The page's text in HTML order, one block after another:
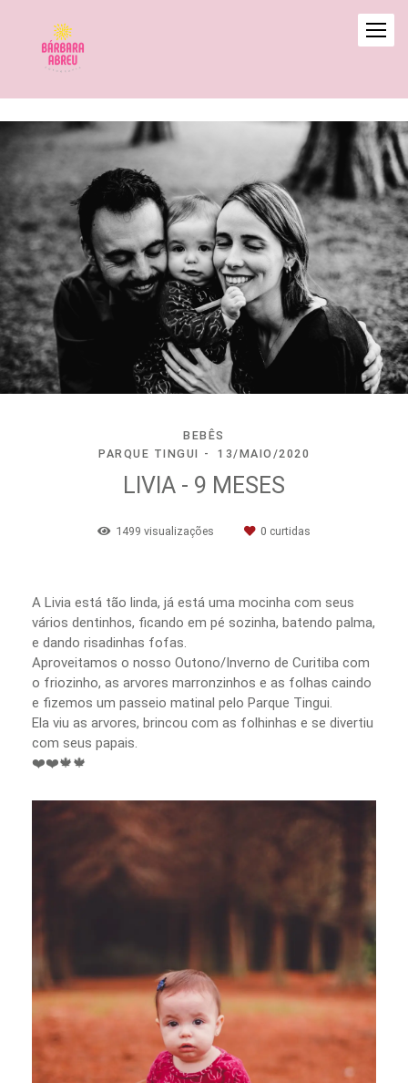
BEBÊS
PARQUE TINGUI
13/MAIO/2020
LIVIA - 9 MESES
1499 visualizações 0 curtidas
A Livia está tão linda, já está uma mocinha com seus
vários dentinhos, ficando em pé sozinha, batendo palma,
e dando risadinhas fofas.
Aproveitamos o nosso Outono/Inverno de Curitiba com
o friozinho, as arvores marronzinhos e as folhas caindo
e fizemos um passeio matinal pelo Parque Tingui.
Ela viu as arvores, brincou com as folhinhas e se divertiu
com seus papais.
❤️❤️🍁🍁